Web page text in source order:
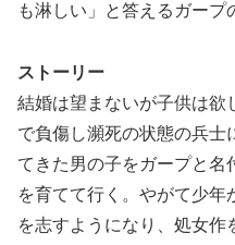
も淋しい」と答えるガープ
ストーリー
結婚は望まないが子供は欲
で負傷し瀕死の状態の兵士
てきた男の子をガープと名
を育てて行く。やがて少年
を志すようになり、処女